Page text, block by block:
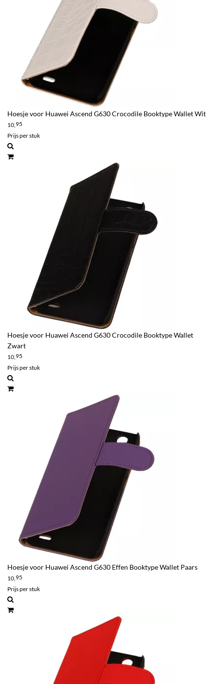
Hoesje voor Huawei Ascend G630 Crocodile Booktype Wallet Wit
10,95
Prijs per stuk
Hoesje voor Huawei Ascend G630 Crocodile Booktype Wallet
Zwart
10,95
Prijs per stuk
Hoesje voor Huawei Ascend G630 Effen Booktype Wallet Paars
10,95
Prijs per stuk